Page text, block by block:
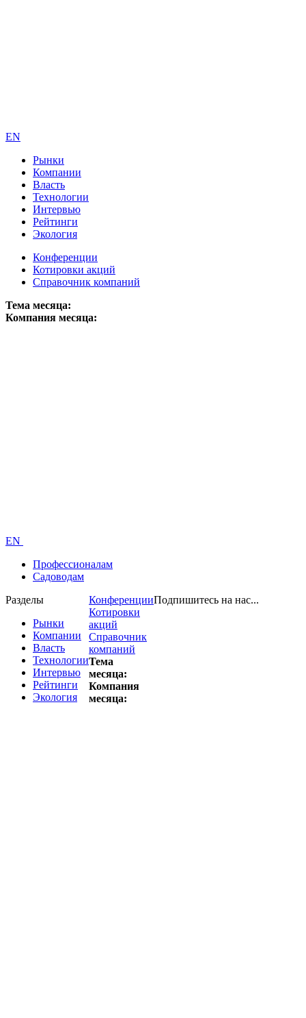
EN
Рынки
Компании
Власть
Технологии
Интервью
Рейтинги
Экология
Конференции
Котировки акций
Справочник компаний
Тема месяца:
Компания месяца:
EN
Профессионалам
Садоводам
Разделы
Рынки
Компании
Власть
Технологии
Интервью
Рейтинги
Экология
Конференции
Котировки
акций
Справочник
компаний
Тема
месяца:
Компания
месяца:
Подпишитесь на нас...